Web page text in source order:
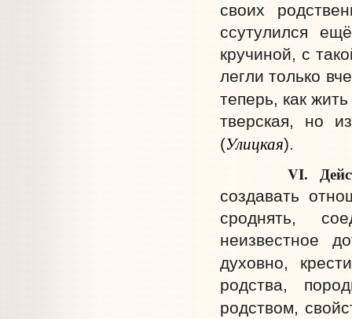
своих
ссутулился
кручиной, с
легли только
теперь, как
тверская, но
(Улицкая).
VI.
создавать
сроднять,
неизвестное
духовно,
родства,
родством,